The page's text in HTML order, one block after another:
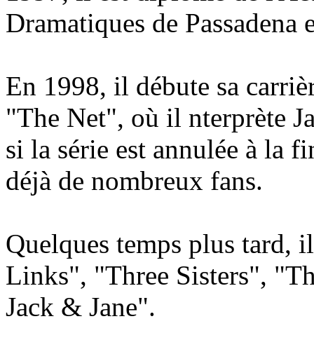
Dramatiques de
En 1998, il débute sa
"The Net", où il nterprète
si la série est annulée à la
déjà de nombreux fans.
Quelques temps plus tard,
Links", "Three Sisters",
Jack & Jane".